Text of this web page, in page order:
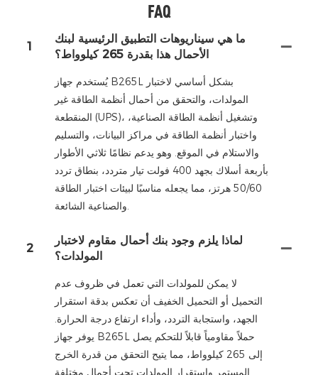
FAQ
1
ما هي سيناريوهات التطبيق الرئيسية لبنك
الأحمال هذا بقدرة 265 كيلوواط؟
يُستخدم جهاز B265L بشكل أساسي لاختبار
المولدات، والتحقق من أحمال أنظمة الطاقة غير
المنقطعة (UPS)، وتشغيل أنظمة الطاقة الصناعية،
واختبار أنظمة الطاقة في مراكز البيانات، والتسليم
والاستلام في الموقع. وهو يدعم نظامًا ثلاثي الأطوار
بأربعة أسلاك بجهد 400 فولت تيار متردد، بنطاق تردد
50/60 هرتز، مما يجعله مناسبًا لبيئات اختبار الطاقة
والصناعية الشائعة.
2
لماذا يلزم وجود بنك أحمال مقاوم لاختبار
المولدات؟
لا يمكن للمولدات التي تعمل في ظروف عدم
التحميل أو التحميل الخفيف أن تعكس بدقة استقرار
الجهد، واستجابة التردد، وأداء ارتفاع درجة الحرارة.
يوفر جهاز B265L حملاً مقاومياً قابلاً للتحكم يصل
إلى 265 كيلوواط، مما يتيح التحقق من قدرة الخرج